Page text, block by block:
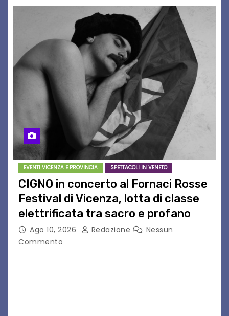
EVENTI VICENZA E PROVINCIA SPETTACOLI IN VENETO
CIGNO in concerto al Fornaci Rosse
Festival di Vicenza, lotta di classe
elettrificata tra sacro e profano
Ago 10, 2026 Redazione
Nessun
Commento